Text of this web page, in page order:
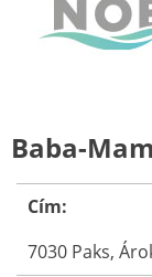
Baba-
Cím:
7030 Paks,